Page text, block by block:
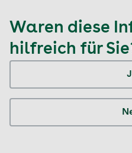
Waren diese
hilfreich für